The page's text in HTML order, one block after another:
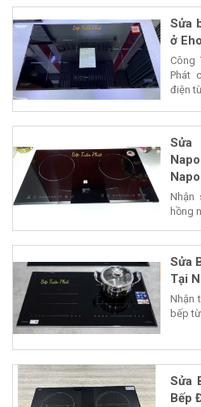
Sửa
ở
Công
Phát
điện
Nhận
hồng
Sửa
Tại
Nhận
bếp
Sửa
Bếp